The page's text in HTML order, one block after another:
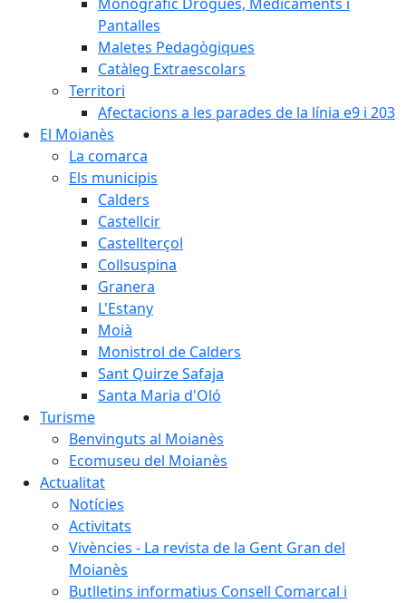
Pantalles
Maletes Pedagògiques
Catàleg Extraescolars
Territori
Afectacions a les parades de la línia e9 i 203
El Moianès
La comarca
Els municipis
Calders
Castellcir
Castellterçol
Collsuspina
Granera
L'Estany
Moià
Monistrol de Calders
Sant Quirze Safaja
Santa Maria d'Oló
Turisme
Benvinguts al Moianès
Ecomuseu del Moianès
Actualitat
Notícies
Activitats
Vivències - La revista de la Gent Gran del
Moianès
Butlletins informatius Consell Comarcal i